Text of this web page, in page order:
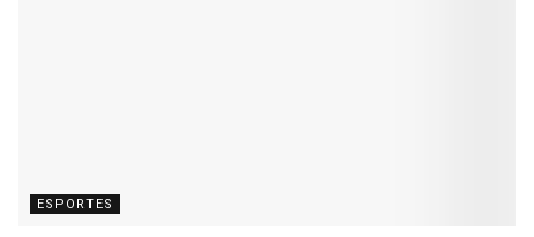
ESPORTES